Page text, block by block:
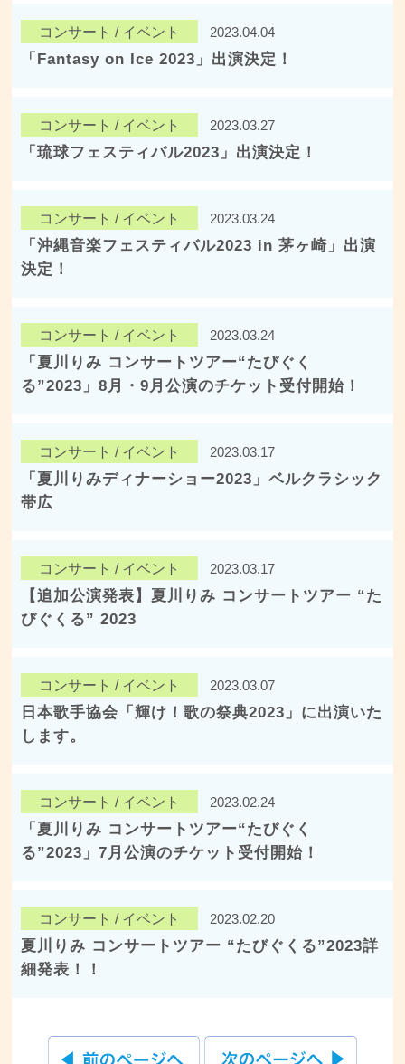
コンサート / イベント 2023.04.04
「Fantasy on Ice 2023」出演決定！
コンサート / イベント 2023.03.27
「琉球フェスティバル2023」出演決定！
コンサート / イベント 2023.03.24
「沖縄音楽フェスティバル2023 in 茅ヶ崎」出演
決定！
コンサート / イベント 2023.03.24
「夏川りみ コンサートツアー“たびぐく
る”2023」8月・9月公演のチケット受付開始！
コンサート / イベント 2023.03.17
「夏川りみディナーショー2023」ベルクラシック
帯広
コンサート / イベント 2023.03.17
【追加公演発表】夏川りみ コンサートツアー “た
びぐくる” 2023
コンサート / イベント 2023.03.07
日本歌手協会「輝け！歌の祭典2023」に出演いた
します。
コンサート / イベント 2023.02.24
「夏川りみ コンサートツアー“たびぐく
る”2023」7月公演のチケット受付開始！
コンサート / イベント 2023.02.20
夏川りみ コンサートツアー “たびぐくる”2023詳
細発表！！